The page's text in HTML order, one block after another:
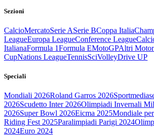
Sezioni
CalcioMercatoSerie ASerie BCoppa Italia
LeagueEuropa LeagueConference League
ItalianaFormula 1Formula EMotoGPAltri
CupNations LeagueTennisSciVolleyDrive UP
Speciali
Mondiali 2026Roland Garros 2026
2026Scudetto Inter 2026Olimpiadi Invernali
2026Super Bowl 2026Eicma 2025Mondiale
Riding Fest 2025Paralimpiadi Parigi 2024
2024Euro 2024